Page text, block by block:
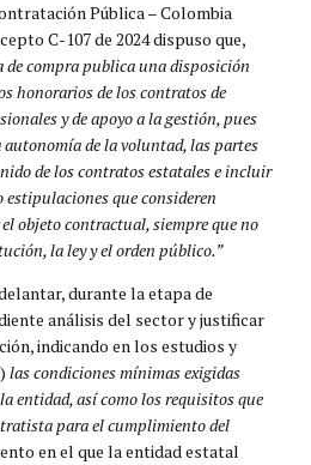
Pública – Colombia
C-107 de 2024 dispuso que,
de compra publica una disposición
honorarios de los contratos de
y de apoyo a la gestión, pues
de la voluntad, las partes
de los contratos estatales e incluir
que consideren
objeto contractual, siempre que no
la ley y el orden público.”
durante la etapa de
análisis del sector y justificar
indicando en los estudios y
las condiciones mínimas exigidas
entidad, así como los requisitos que
para el cumplimiento del
en el que la entidad estatal